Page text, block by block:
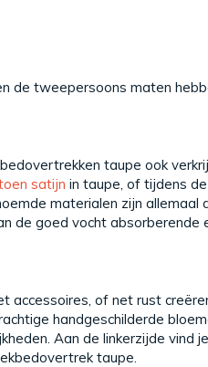
de tweepersoons maten
taupe ook
satijn in taupe, of tijdens
materialen zijn allemaal
de goed vocht absorberende
accessoires, of net rust
handgeschilderde
Aan de linkerzijde vind
taupe.